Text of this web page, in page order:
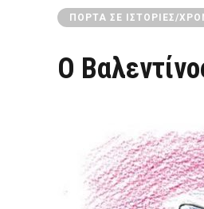
ΠΌΡΤΑ ΣΕ ΙΣΤΟΡΊΕΣ/
Ο